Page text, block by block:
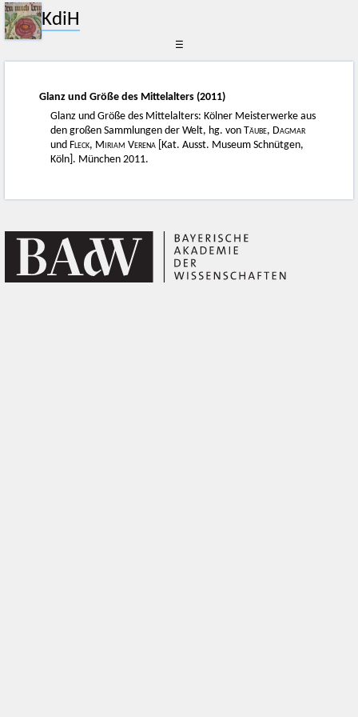
KdiH
☰
Glanz und Größe des Mittelalters (2011)
Glanz und Größe des Mittelalters: Kölner Meisterwerke aus
den großen Sammlungen der Welt, hg. vonTäube, Dagmar
und Fleck, Miriam Verena [Kat. Ausst. Museum Schnütgen,
Köln]. München 2011.